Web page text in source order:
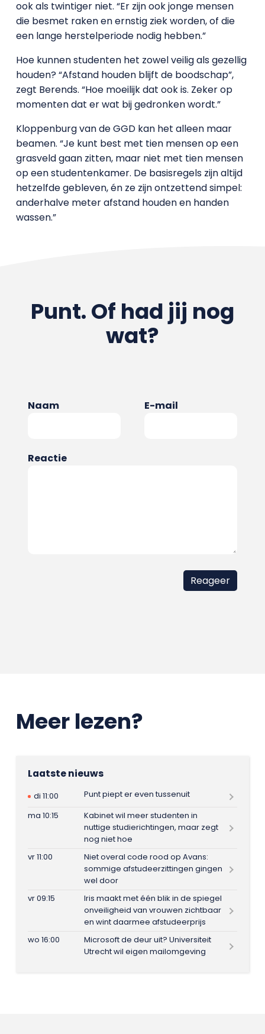
ook als twintiger niet. “Er zijn ook jonge mensen
die besmet raken en ernstig ziek worden, of die
een lange herstelperiode nodig hebben.”
Hoe kunnen studenten het zowel veilig als gezellig
houden? “Afstand houden blijft de boodschap”,
zegt Berends. “Hoe moeilijk dat ook is. Zeker op
momenten dat er wat bij gedronken wordt.”
Kloppenburg van de GGD kan het alleen maar
beamen. “Je kunt best met tien mensen op een
grasveld gaan zitten, maar niet met tien mensen
op een studentenkamer. De basisregels zijn altijd
hetzelfde gebleven, én ze zijn ontzettend simpel:
anderhalve meter afstand houden en handen
wassen.”
Punt. Of had jij nog
wat?
Naam E-mail
Reactie
Meer lezen?
Laatste nieuws
di 11:00
Punt piept er even tussenuit
ma 10:15
Kabinet wil meer studenten in
nuttige studierichtingen, maar zegt
nog niet hoe
vr 11:00
Niet overal code rood op Avans:
sommige afstudeerzittingen gingen
wel door
vr 09:15
Iris maakt met één blik in de spiegel
onveiligheid van vrouwen zichtbaar
en wint daarmee afstudeerprijs
wo 16:00
Microsoft de deur uit? Universiteit
Utrecht wil eigen mailomgeving